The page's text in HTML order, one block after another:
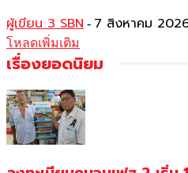
ผู้เขียน 3 SBN - 7 สิงหาคม
โหลดเพิ่มเติม
เรื่องยอดนิยม